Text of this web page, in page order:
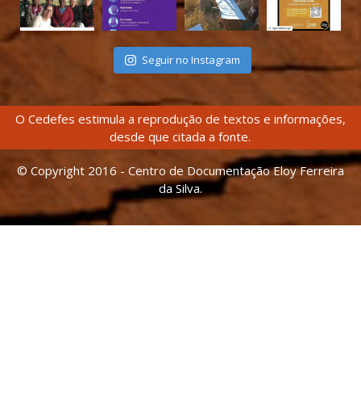
Seguir no Instagram
O Cedefes estimula a reprodução de textos e informações,
desde que citada a fonte.
© Copyright 2016 - Centro de Documentação Eloy Ferreira
da Silva.